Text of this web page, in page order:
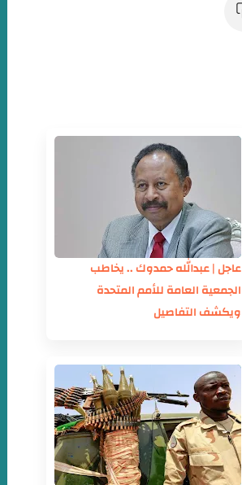
عاجل | عبدالله حمدوك .. يخاطب
الجمعية العامة للأمم المتحدة
ويكشف التفاصيل